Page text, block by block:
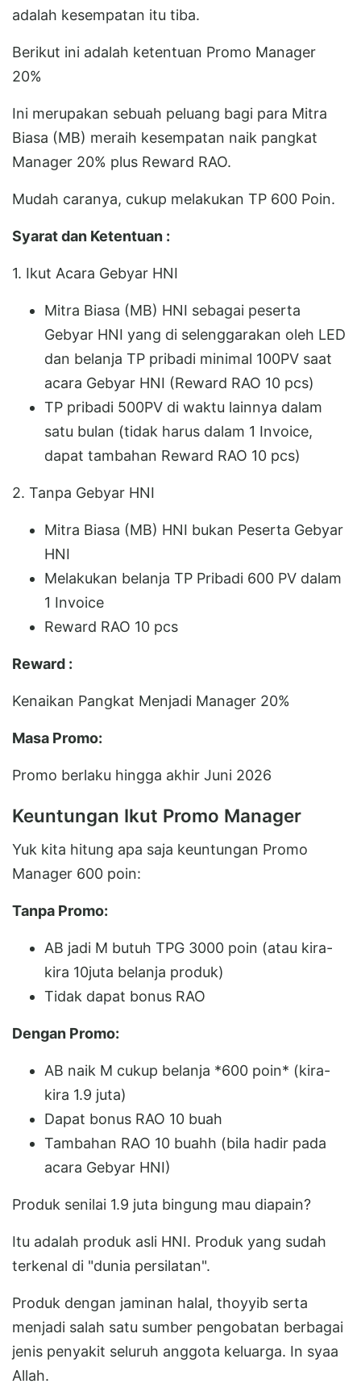
adalah kesempatan itu tiba.
Berikut ini adalah ketentuan Promo Manager
20%
Ini merupakan sebuah peluang bagi para Mitra
Biasa (MB) meraih kesempatan naik pangkat
Manager 20% plus Reward RAO.
Mudah caranya, cukup melakukan TP 600 Poin.
Syarat dan Ketentuan :
1. Ikut Acara Gebyar HNI
Mitra Biasa (MB) HNI sebagai peserta
Gebyar HNI yang di selenggarakan oleh LED
dan belanja TP pribadi minimal 100PV saat
acara Gebyar HNI (Reward RAO 10 pcs)
TP pribadi 500PV di waktu lainnya dalam
satu bulan (tidak harus dalam 1 Invoice,
dapat tambahan Reward RAO 10 pcs)
2. Tanpa Gebyar HNI
Mitra Biasa (MB) HNI bukan Peserta Gebyar
HNI
Melakukan belanja TP Pribadi 600 PV dalam
1 Invoice
Reward RAO 10 pcs
Reward :
Kenaikan Pangkat Menjadi Manager 20%
Masa Promo:
Promo berlaku hingga akhir Juni 2026
Keuntungan Ikut Promo Manager
Yuk kita hitung apa saja keuntungan Promo
Manager 600 poin:
Tanpa Promo:
AB jadi M butuh TPG 3000 poin (atau kira-
kira 10juta belanja produk)
Tidak dapat bonus RAO
Dengan Promo:
AB naik M cukup belanja *600 poin* (kira-
kira 1.9 juta)
Dapat bonus RAO 10 buah
Tambahan RAO 10 buahh (bila hadir pada
acara Gebyar HNI)
Produk senilai 1.9 juta bingung mau diapain?
Itu adalah produk asli HNI. Produk yang sudah
terkenal di "dunia persilatan".
Produk dengan jaminan halal, thoyyib serta
menjadi salah satu sumber pengobatan berbagai
jenis penyakit seluruh anggota keluarga. In syaa
Allah.